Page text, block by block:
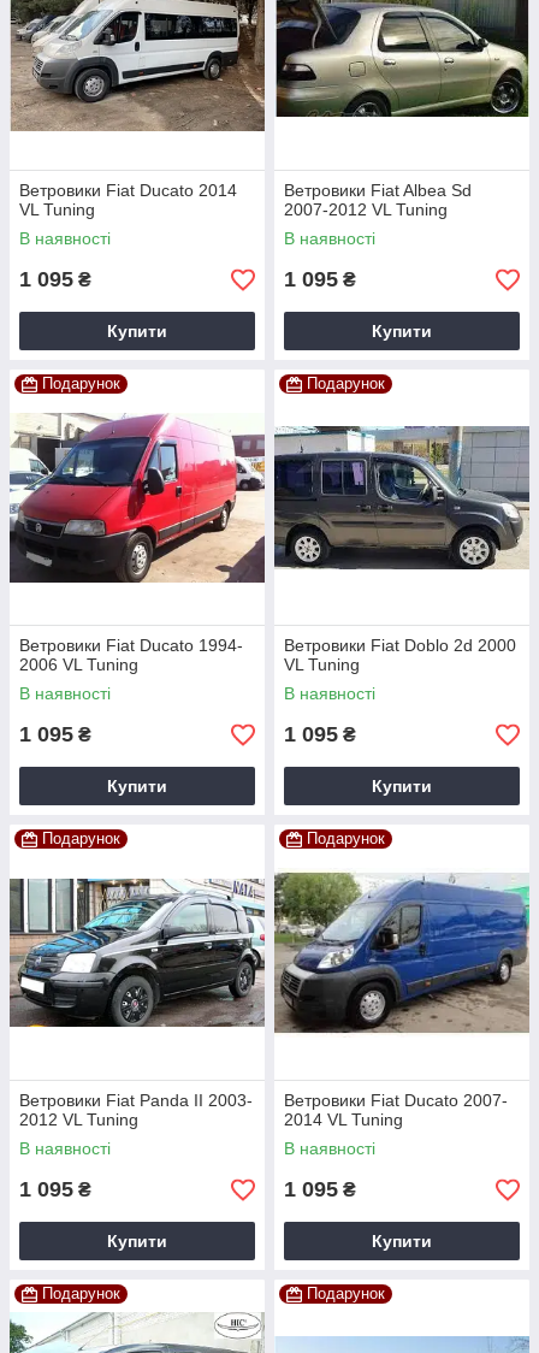
Ветровики Fiat Ducato 2014
VL Tuning
В наявності
1 095 ₴
Купити
Ветровики Fiat Albea Sd
2007-2012 VL Tuning
В наявності
1 095 ₴
Купити
Подарунок
Ветровики Fiat Ducato 1994-
2006 VL Tuning
В наявності
1 095 ₴
Купити
Подарунок
Ветровики Fiat Doblo 2d 2000
VL Tuning
В наявності
1 095 ₴
Купити
Подарунок
Ветровики Fiat Panda II 2003-
2012 VL Tuning
В наявності
1 095 ₴
Купити
Подарунок
Ветровики Fiat Ducato 2007-
2014 VL Tuning
В наявності
1 095 ₴
Купити
Подарунок Подарунок